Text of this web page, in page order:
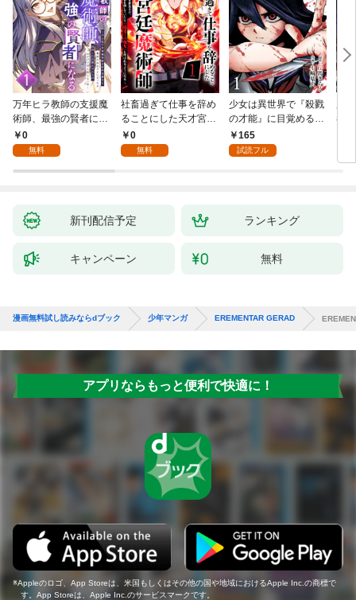
万年ヒラ教師の支援魔
術師、最強の賢者にな
る～不人気の支援魔術
師は給料泥棒だと魔術
が、出世した元教え子
0
無料
社畜過ぎて仕事を辞め
ることにした天才宮廷
魔術師～辺境の地でス
ローライフを夢見る
0
無料
少女は異世界で『殺戮
の才能』に目覚める
(話売り) #1
165
試読フル
者
新刊配信予定 ランキング
キャンペーン 無料
漫画無料試し読みならdブック 少年マンガ EREMENTAR GERAD
アプリならもっと便利で快適に！
Appleのロゴ、App Storeは、米国もしくはその他の国や地域におけるApple Inc.の商標で
す。App Storeは、Apple Inc.のサービスマークです。